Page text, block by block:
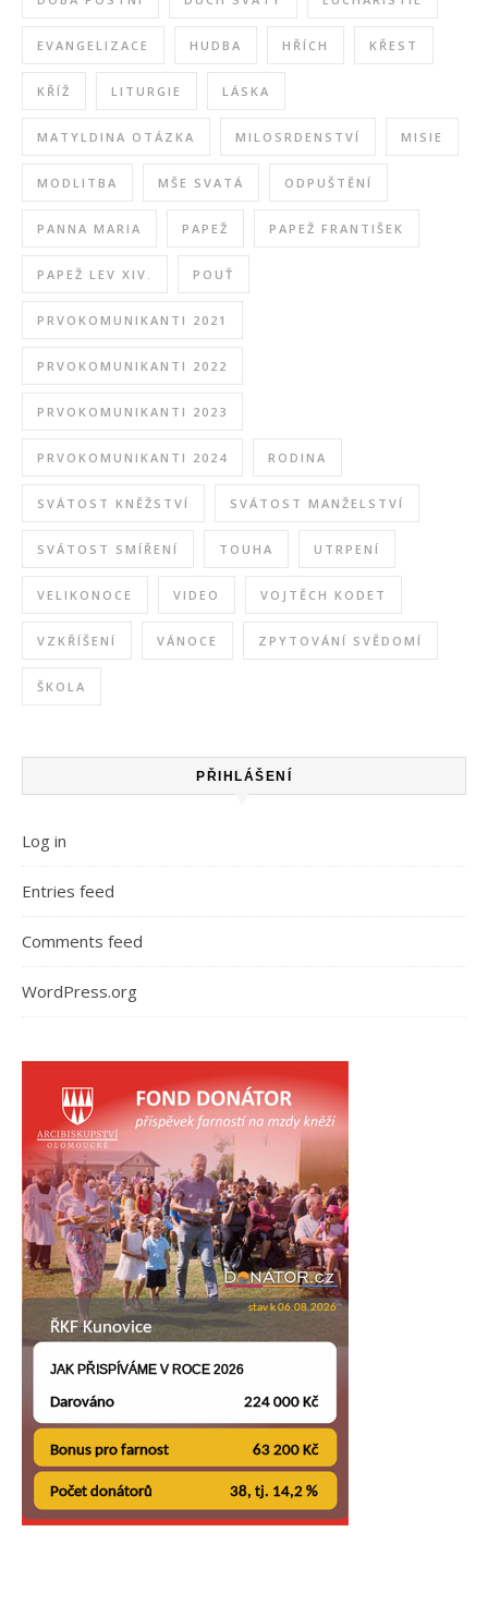
EVANGELIZACE HUDBA HŘÍCH KŘEST
KŘÍŽ LITURGIE LÁSKA
MATYLDINA OTÁZKA MILOSRDENSTVÍ MISIE
MODLITBA MŠE SVATÁ ODPUŠTĚNÍ
PANNA MARIA PAPEŽ PAPEŽ FRANTIŠEK
PAPEŽ LEV XIV. POUŤ
PRVOKOMUNIKANTI 2021
PRVOKOMUNIKANTI 2022
PRVOKOMUNIKANTI 2023
PRVOKOMUNIKANTI 2024 RODINA
SVÁTOST KNĚŽSTVÍ SVÁTOST MANŽELSTVÍ
SVÁTOST SMÍŘENÍ TOUHA UTRPENÍ
VELIKONOCE VIDEO VOJTĚCH KODET
VZKŘÍŠENÍ VÁNOCE ZPYTOVÁNÍ SVĚDOMÍ
ŠKOLA
PŘIHLÁŠENÍ
Log in
Entries feed
Comments feed
WordPress.org